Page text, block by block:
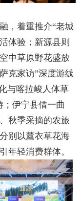
，着重推介“老城
体验；新源县则
中草原野花盛放
克家访”深度游线
与喀拉峻人体草
；伊宁县借一曲
秋季采摘的农旅
别以薰衣草花海
年轻消费群体。